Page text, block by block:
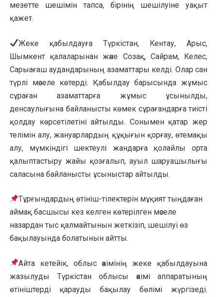
мезетте шешімін тапса, бірінің шешілуіне уақыт
қажет.
Жеке қабылдауға Түркістан, Кентау, Арыс,
Шымкент қалаларынан және Созақ, Сайрам, Келес,
Сарыағаш аудандарының азаматтары келді. Олар сан
түрлі мәселе көтерді. Қабылдау барысында жұмыс
сұраған азаматтарға жұмыс ұсынылды,
денсаулығына байланысты көмек сұрағандарға тиісті
қолдау көрсетілетіні айтылды. Сонымен қатар жер
телімін алу, жануарлардың құқығын қорғау, өтемақы
алу, мүмкіндігі шектеулі жандарға қолайлы орта
қалыптастыру жайы қозғалып, ауыл шаруашылығы
саласына байланысты ұсыныстар айтылды.
Тұрғындардың өтініш-тілектерін мұқият тыңдаған
аймақ басшысы кез келген көтерілген мәселе
назардан тыс қалмайтынын жеткізіп, шешілуі өз
бақылауында болатынын айтты.
Айта кетейік, облыс әкімінің жеке қабылдауына
жазылуды Түркістан облысы әкімі аппаратының
өтініштерді қарауды бақылау бөлімі жүргізеді.